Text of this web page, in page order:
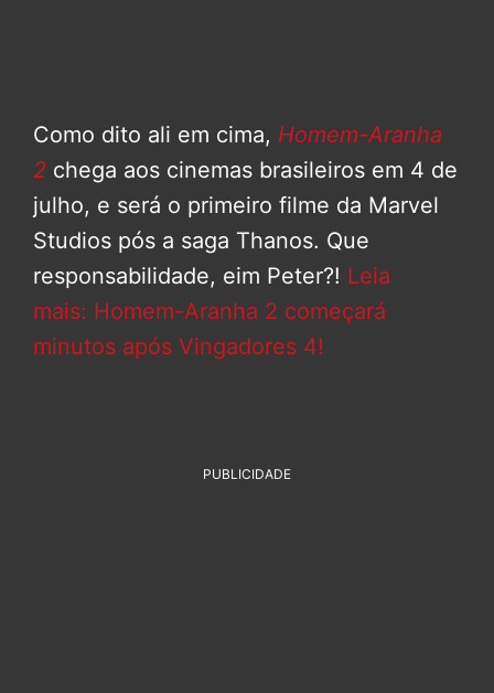
Como dito ali em cima, Homem-Aranha
2 chega aos cinemas brasileiros em 4 de
julho, e será o primeiro filme da Marvel
Studios pós a saga Thanos. Que
responsabilidade, eim Peter?! Leia
mais: Homem-Aranha 2 começará
minutos após Vingadores 4!
PUBLICIDADE